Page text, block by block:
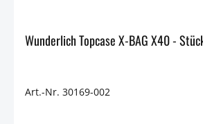
Art.-Nr. 30169-002